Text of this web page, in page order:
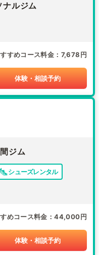
ナルジム
すめコース料金 7,678円
体験・相談予約
ジム
シューズレンタル
めコース料金 44,000円
体験・相談予約